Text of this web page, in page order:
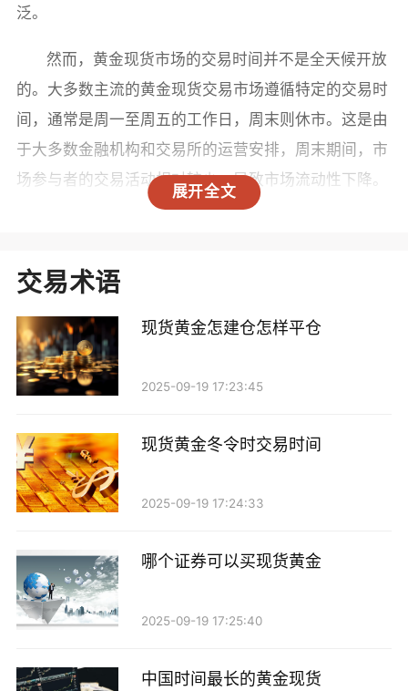
展开全文
泛。
然而，黄金现货市场的交易时间并不是全天候开放
的。大多数主流的黄金现货交易市场遵循特定的交易时
间，通常是周一至周五的工作日，周末则休市。这是由
于大多数金融机构和交易所的运营安排，周末期间，市
场参与者的交易活动相对较少，导致市场流动性下降。
因此，大部分交易平台在周末并不提供黄金现货的交易
尽管如此，一些特殊的交易平台和电子交易系统可
能会提供周末交易的选项。这些平台通常会利用电子交
易技术，允许投资者在周末进行买卖操作。然而，这种
交易往往伴随着较高的风险。由于周末市场参与者较
的滑点风险。此外，周末交易的流动性较低，可能导致
投资者在需要平仓时无法以理想的价格成交。
在考虑是否在周末进行黄金现货交易时，投资者还
能发生重大事件，例如政治动荡、经济数据发布等，这
些事件可能在下周一开盘时对黄金价格造成剧烈影响。
投资者在周末进行交易时，应充分考虑这些潜在风险。
其次，投资者还应关注黄金市场的基本面和技术面
交易术语
现货黄金怎建仓怎样平仓
2025-09-19 17:23:45
现货黄金冬令时交易时间
2025-09-19 17:24:33
哪个证券可以买现货黄金
2025-09-19 17:25:40
中国时间最长的黄金现货